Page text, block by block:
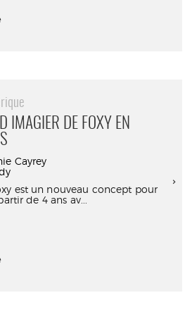
IMAGIER DE FOXY EN
Cayrey
est un nouveau concept pour
de 4 ans av...